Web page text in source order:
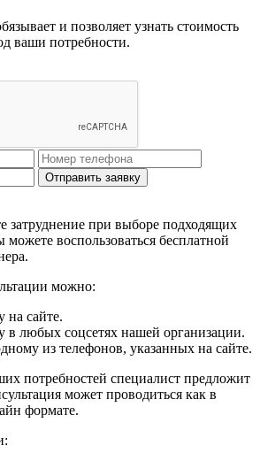
и позволяет узнать стоимость
ваши потребности.
Отправить заявку
затруднение при выборе подходящих
воспользоваться бесплатной
можно:
на сайте.
в любых соцсетях нашей организации.
из телефонов, указанных на сайте.
потребностей специалист предложит
может проводиться как в
формате.